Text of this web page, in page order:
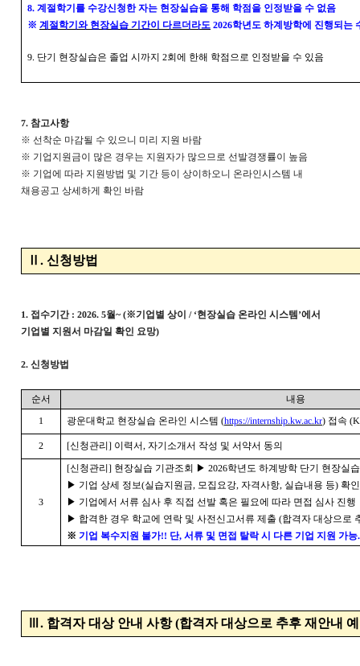
8. 계절학기를 수강신청한 자는 현장실습을 통해 학점을 인정받을 수 없음
※ 계절학기와 현장실습 기간이 다르더라도 2026학년도 하계방학에 진행되는
9. 단기 현장실습은 졸업 시까지 2회에 한해 학점으로 인정받을 수 있음
7.참고사항
※선착순 마감될 수 있으니 미리 지원 바람
※ 기업지원금이 많은 경우는 지원자가 많으므로 선발경쟁률이 높음
※ 기업에 따라 지원방법 및 기간 등이 상이하오니 온라인시스템 내
채용공고 상세하게 확인 바람
. 신청방법
1. 접수기간 : 2026. 5월~ (※기업별 상이/ ‘현장실습 온라인 시스템’에서
기업별 지원서 마감일 확인 요망)
2.신청방법
순서
내용
1
광운대학교 현장실습 온라인 시스템 (https://internship.kw.ac.kr) 접속
2 [신청관리] 이력서, 자기소개서 작성 및 서약서 동의
3
[신청관리] 현장실습 기관조회 ▶ 2026학년도 하계방학 단기 현장실습
▶ 기업 상세 정보(실습지원금, 모집요강, 자격사항, 실습내용 등) 확
▶ 기업에서 서류 심사 후 직접 선발 혹은 필요에 따라 면접 심사 진행
▶ 합격한 경우 학교에 연락 및 사전신고서류 제출 (합격자 대상으로
※ 기업 복수지원 불가!! 단, 서류 및 면접 탈락 시 다른 기업 지원 가능.
. 합격자 대상 안내 사항(합격자 대상으로 추후 재안내